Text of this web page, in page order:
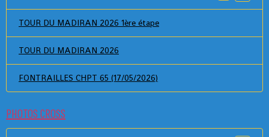
TOUR DU MADIRAN 2026 1ère étape
TOUR DU MADIRAN 2026
FONTRAILLES CHPT 65 (17/05/2026)
PHOTOS CROSS